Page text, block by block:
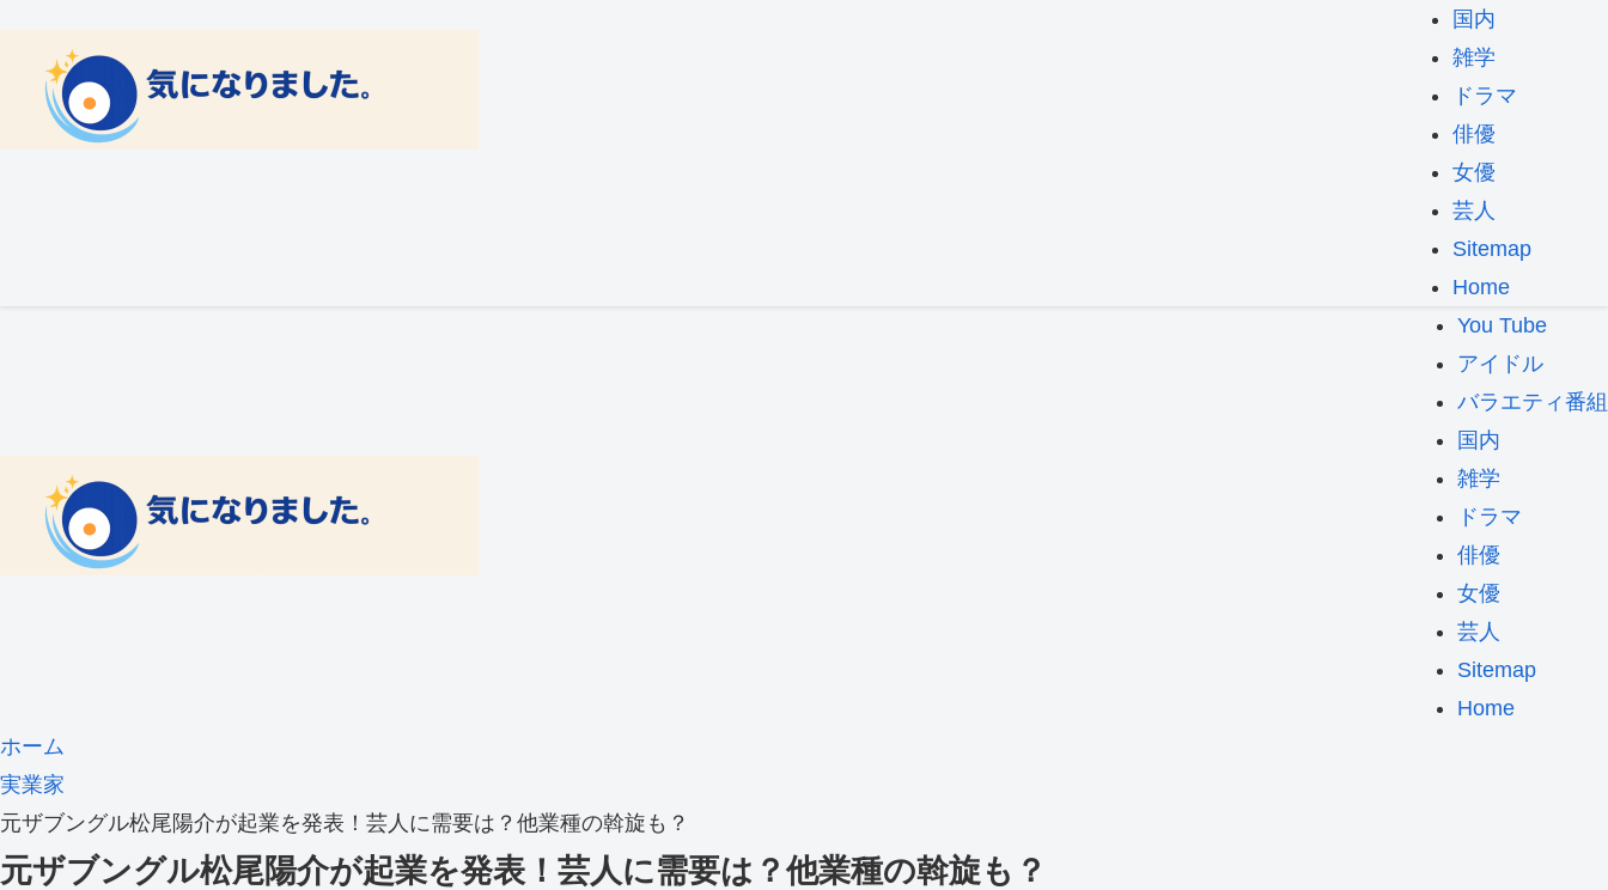
国内
雑学
ドラマ
俳優
女優
芸人
Sitemap
Home
You Tube
アイドル
バラエティ番組
国内
雑学
ドラマ
俳優
女優
芸人
Sitemap
Home
ホーム
実業家
元ザブングル松尾陽介が起業を発表！芸人に需要は？他業種の斡旋も？
元ザブングル松尾陽介が起業を発表！芸人に需要は？他業種の斡旋も？